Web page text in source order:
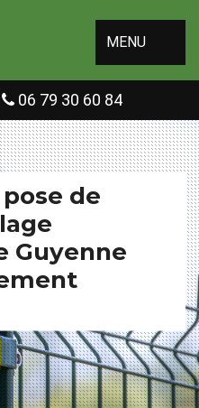
MENU
06 79 30 60 84
de
Guyenne